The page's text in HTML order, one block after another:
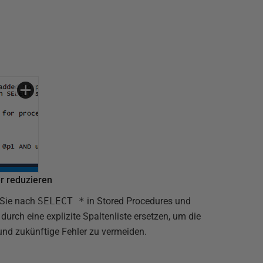
reduzieren
nach SELECT * in Stored Procedures und
eine explizite Spaltenliste ersetzen, um die
zukünftige Fehler zu vermeiden.